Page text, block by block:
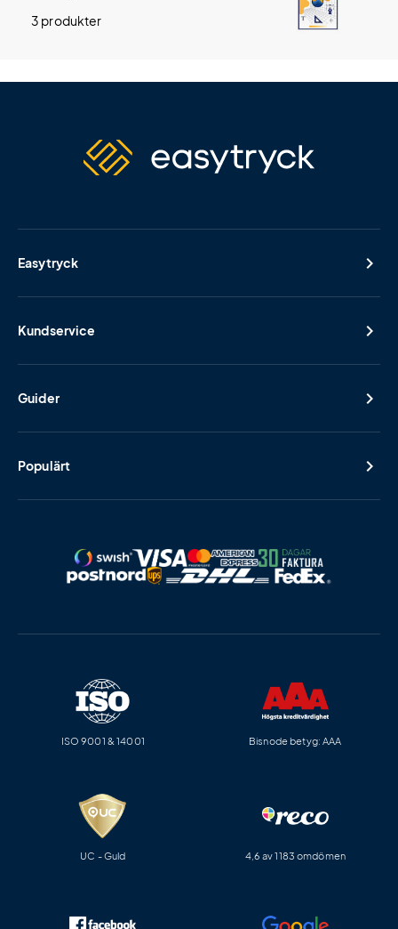
3 produkter
Easytryck
Kundservice
Guider
Populärt
ISO 9001 & 14001 Bisnode betyg: AAA
UC - Guld 4,6 av 1183 omdömen